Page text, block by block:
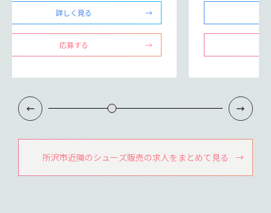
詳しく見る
応募する
所沢市近隣のシューズ販売の求人をまとめて見る